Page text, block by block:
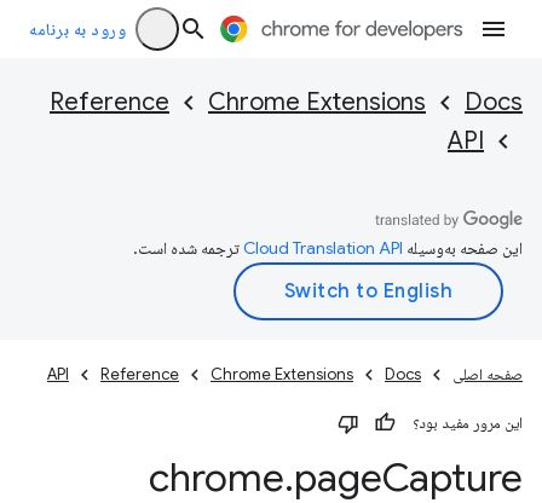
ورود به برنامه
Docs
Chrome Extensions
Reference
API
این صفحه به‌وسیله ترجمه شده است.
صفحه اصلی Docs
Chrome Extensions
Reference
API
این مرور مفید بود؟
chrome.pageCapture